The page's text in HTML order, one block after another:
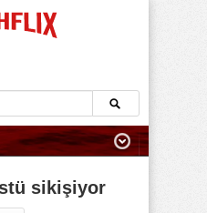
sikişiyor